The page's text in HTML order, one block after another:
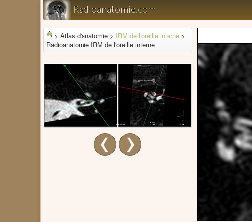
Radioanatomie.com
> Atlas d'anatomie > IRM de l'oreille interne >
Radioanatomie IRM de l'oreille interne